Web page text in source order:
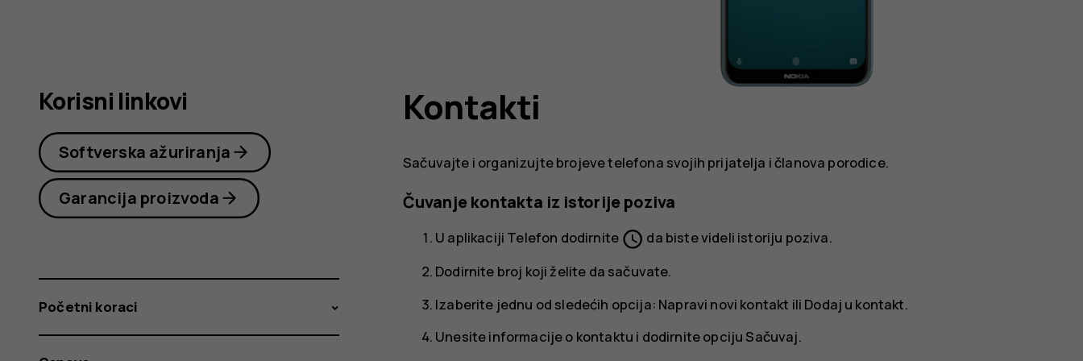
Kontakti
Sačuvajte i organizujte brojeve telefona svojih prijatelja i članova porodice.
Čuvanje kontakta iz istorije poziva
U aplikaciji Telefon dodirnite schedule da biste videli istoriju poziva.
Dodirnite broj koji želite da sačuvate.
Izaberite jednu od sledećih opcija: Napravi novi kontakt ili Dodaj u kontakt.
Unesite informacije o kontaktu i dodirnite opciju Sačuvaj.
Korisni linkovi
Softverska ažuriranja
Garancija proizvoda
Početni koraci